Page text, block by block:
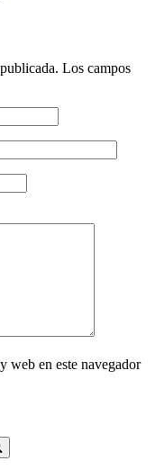
Los campos
web en este navegador